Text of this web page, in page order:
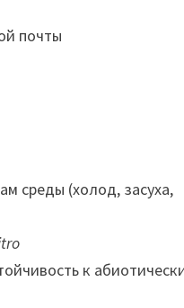
почты
среды (холод, засуха,
к